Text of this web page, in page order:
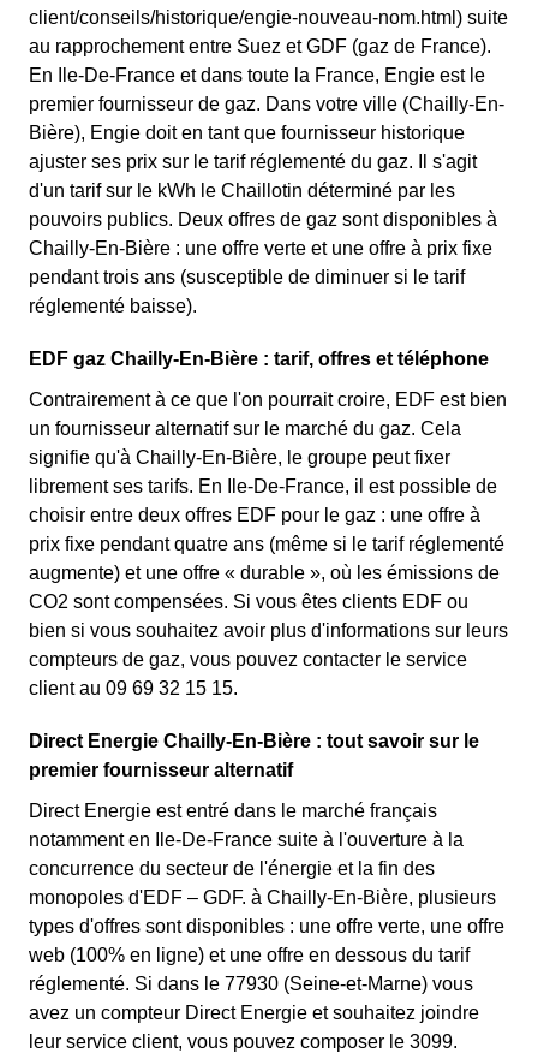
client/conseils/historique/engie-nouveau-nom.html) suite
au rapprochement entre Suez et GDF (gaz de France).
En Ile-De-France et dans toute la France, Engie est le
premier fournisseur de gaz. Dans votre ville (Chailly-En-
Bière), Engie doit en tant que fournisseur historique
ajuster ses prix sur le tarif réglementé du gaz. Il s'agit
d'un tarif sur le kWh le Chaillotin déterminé par les
pouvoirs publics. Deux offres de gaz sont disponibles à
Chailly-En-Bière : une offre verte et une offre à prix fixe
pendant trois ans (susceptible de diminuer si le tarif
réglementé baisse).
EDF gaz Chailly-En-Bière : tarif, offres et téléphone
Contrairement à ce que l'on pourrait croire, EDF est bien
un fournisseur alternatif sur le marché du gaz. Cela
signifie qu'à Chailly-En-Bière, le groupe peut fixer
librement ses tarifs. En Ile-De-France, il est possible de
choisir entre deux offres EDF pour le gaz : une offre à
prix fixe pendant quatre ans (même si le tarif réglementé
augmente) et une offre « durable », où les émissions de
CO2 sont compensées. Si vous êtes clients EDF ou
bien si vous souhaitez avoir plus d'informations sur leurs
compteurs de gaz, vous pouvez contacter le service
client au 09 69 32 15 15.
Direct Energie Chailly-En-Bière : tout savoir sur le
premier fournisseur alternatif
Direct Energie est entré dans le marché français
notamment en Ile-De-France suite à l'ouverture à la
concurrence du secteur de l'énergie et la fin des
monopoles d'EDF – GDF. à Chailly-En-Bière, plusieurs
types d'offres sont disponibles : une offre verte, une offre
web (100% en ligne) et une offre en dessous du tarif
réglementé. Si dans le 77930 (Seine-et-Marne) vous
avez un compteur Direct Energie et souhaitez joindre
leur service client, vous pouvez composer le 3099.